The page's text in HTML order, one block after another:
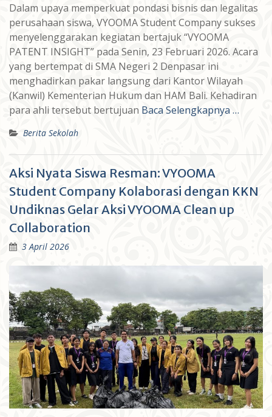
Dalam upaya memperkuat pondasi bisnis dan legalitas
perusahaan siswa, VYOOMA Student Company sukses
menyelenggarakan kegiatan bertajuk “VYOOMA
PATENT INSIGHT” pada Senin, 23 Februari 2026. Acara
yang bertempat di SMA Negeri 2 Denpasar ini
menghadirkan pakar langsung dari Kantor Wilayah
(Kanwil) Kementerian Hukum dan HAM Bali. Kehadiran
para ahli tersebut bertujuan Baca Selengkapnya …
Berita Sekolah
Aksi Nyata Siswa Resman: VYOOMA
Student Company Kolaborasi dengan KKN
Undiknas Gelar Aksi VYOOMA Clean up
Collaboration
3 April 2026